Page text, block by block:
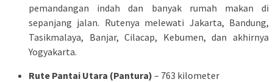
pemandangan indah dan banyak rumah makan di
sepanjang jalan. Rutenya melewati Jakarta, Bandung,
Tasikmalaya, Banjar, Cilacap, Kebumen, dan akhirnya
Yogyakarta.
Rute Pantai Utara (Pantura) – 763 kilometer